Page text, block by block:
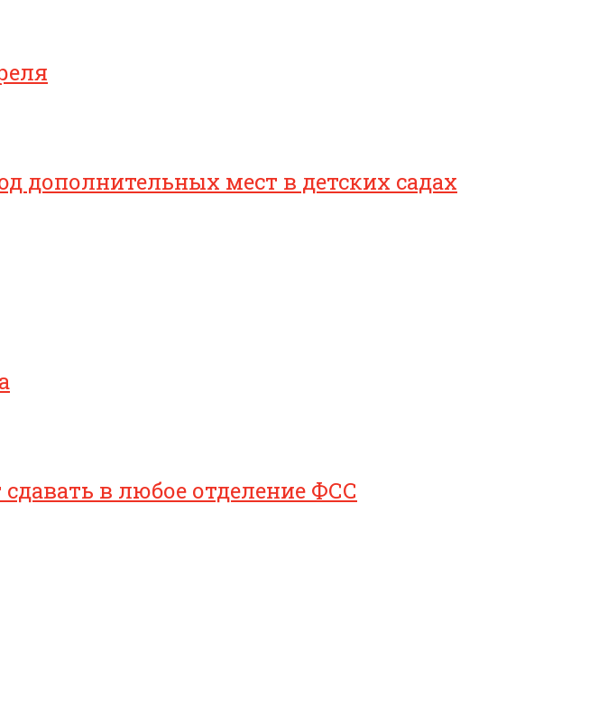
дополнительных мест в детских садах
в любое отделение ФСС